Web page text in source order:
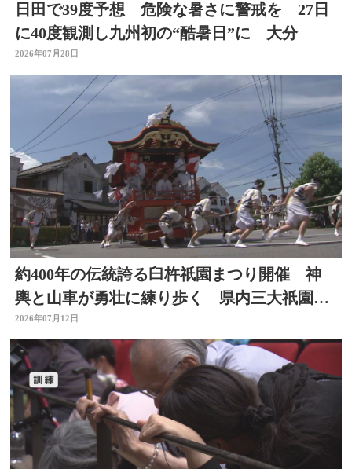
日田で39度予想 危険な暑さに警戒を 27日
に40度観測し九州初の“酷暑日”に 大分
2026年07月28日
約400年の伝統誇る臼杵祇園まつり開催 神
輿と山車が勇壮に練り歩く 県内三大祇園の
１つ 大分
2026年07月12日